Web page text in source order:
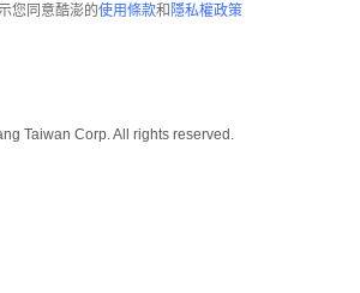
您同意酷澎的使用條款和 隱私權政策
Taiwan Corp. All rights reserved.